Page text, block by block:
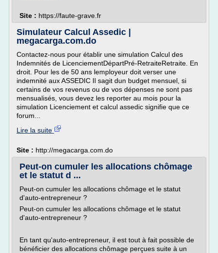
Site : https://faute-grave.fr
Simulateur Calcul Assedic |
megacarga.com.do
Contactez-nous pour établir une simulation Calcul des
Indemnités de LicenciementDépartPré-RetraiteRetraite. En
droit. Pour les de 50 ans lemployeur doit verser une
indemnité aux ASSEDIC Il sagit dun budget mensuel, si
certains de vos revenus ou de vos dépenses ne sont pas
mensualisés, vous devez les reporter au mois pour la
simulation Licenciement et calcul assedic signifie que ce
forum...
Lire la suite
Site : http://megacarga.com.do
Peut-on cumuler les allocations chômage
et le statut d ...
Peut-on cumuler les allocations chômage et le statut
d'auto-entrepreneur ?
Peut-on cumuler les allocations chômage et le statut
d'auto-entrepreneur ?
En tant qu'auto-entrepreneur, il est tout à fait possible de
bénéficier des allocations chômage perçues suite à un